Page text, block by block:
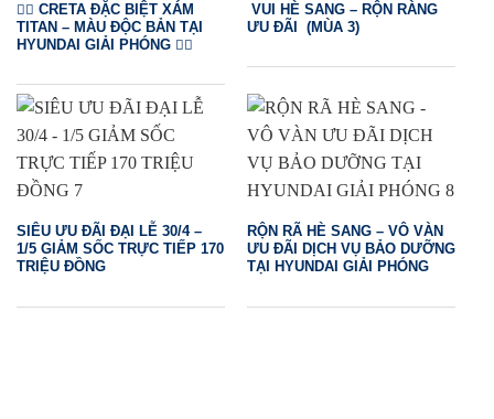
❤️‍🔥 CRETA ĐẶC BIỆT XÁM
TITAN – MÀU ĐỘC BẢN TẠI
HYUNDAI GIẢI PHÓNG ❤️‍🔥
VUI HÈ SANG – RỘN RÀNG
ƯU ĐÃI (MÙA 3)
SIÊU ƯU ĐÃI ĐẠI LỄ 30/4 –
1/5 GIẢM SỐC TRỰC TIẾP 170
TRIỆU ĐỒNG
RỘN RÃ HÈ SANG – VÔ VÀN
ƯU ĐÃI DỊCH VỤ BẢO DƯỠNG
TẠI HYUNDAI GIẢI PHÓNG